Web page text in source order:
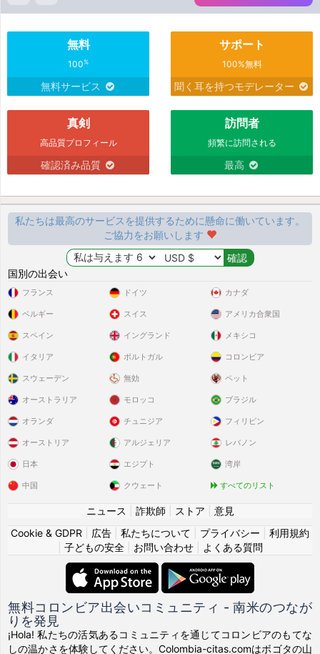
無料
100%
無料サービス
サポート
100%無料
聞く耳を持つモデレーター
真剣
高品質プロフィール
確認済み品質
訪問者
頻繁に訪問される
最高
私たちは最高のサービスを提供するために懸命に働いています。
ご協力をお願いします
国別の出会い
フランス
ベルギー
スペイン
イタリア
スウェーデン
ドイツ
スイス
イングランド
ポルトガル
無効
カナダ
アメリカ合衆国
メキシコ
コロンビア
ペット
オーストラリア
オランダ
オーストリア
日本
中国
モロッコ
チュニジア
アルジェリア
エジプト
クウェート
ブラジル
フィリピン
レバノン
湾岸
すべてのリスト
ニュース 詐欺師 ストア
意見
Cookie & GDPR
広告 私たちについて プライバシー
利用規約
子どもの安全| お問い合わせ| よくある質問
無料コロンビア出会いコミュニティ - 南米のつなが
りを発見
¡Hola! 私たちの活気あるコミュニティを通じてコロンビアのもてな
しの温かさを体験してください。Colombia-citas.comはボゴタの山